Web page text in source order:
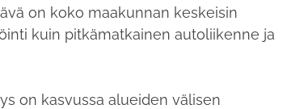
on koko maakunnan keskeisin
kuin pitkämatkainen autoliikenne ja
on kasvussa alueiden välisen